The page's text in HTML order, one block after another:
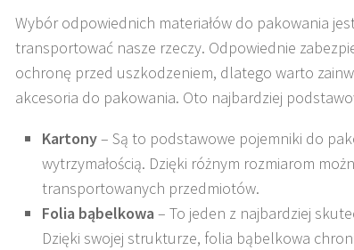
Wybór odpowiednich materiałów do pakowania
transportować nasze rzeczy. Odpowiednie
ochronę przed uszkodzeniem, dlatego warto
akcesoria do pakowania. Oto najbardziej
Kartony– Są to podstawowe pojemniki do
wytrzymałością. Dzięki różnym rozmiarom
transportowanych przedmiotów.
Folia bąbelkowa – To jeden z najbardziej
Dzięki swojej strukturze, folia bąbelkowa